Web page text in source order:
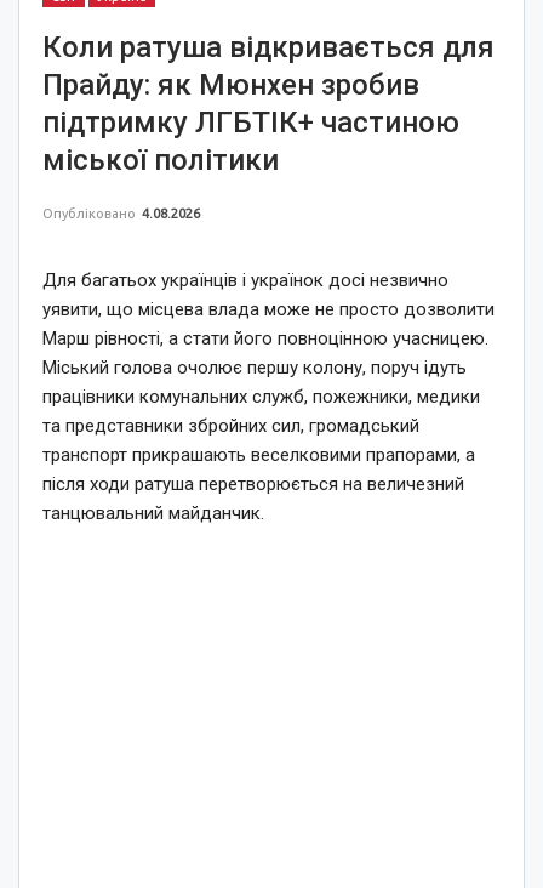
Коли ратуша відкривається для
Прайду: як Мюнхен зробив
підтримку ЛГБТІК+ частиною
міської політики
Опубліковано 4.08.2026
Для багатьох українців і українок досі незвично
уявити, що місцева влада може не просто дозволити
Марш рівності, а стати його повноцінною учасницею.
Міський голова очолює першу колону, поруч ідуть
працівники комунальних служб, пожежники, медики
та представники збройних сил, громадський
транспорт прикрашають веселковими прапорами, а
після ходи ратуша перетворюється на величезний
танцювальний майданчик.